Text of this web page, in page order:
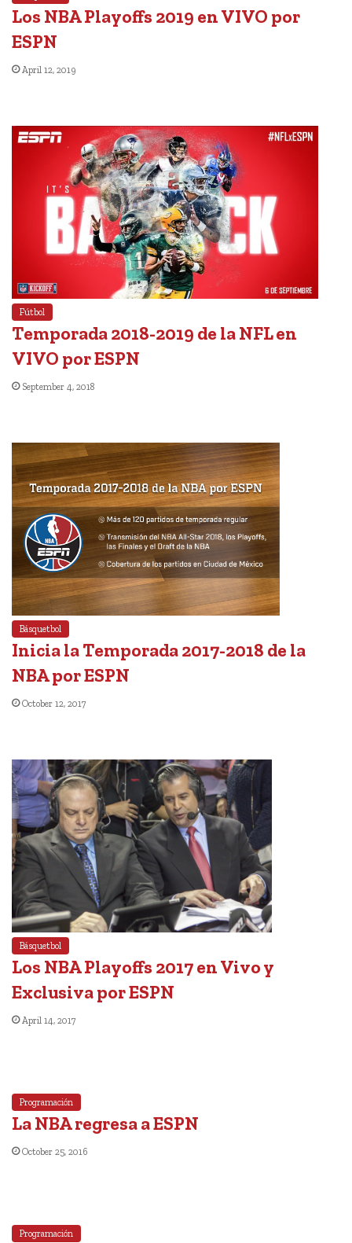
Los NBA Playoffs 2019 en VIVO por
ESPN
April 12, 2019
Fútbol
Temporada 2018-2019 de la NFL en
VIVO por ESPN
September 4, 2018
Básquetbol
Inicia la Temporada 2017-2018 de la
NBA por ESPN
October 12, 2017
Básquetbol
Los NBA Playoffs 2017 en Vivo y
Exclusiva por ESPN
April 14, 2017
Programación
La NBA regresa a ESPN
October 25, 2016
Programación